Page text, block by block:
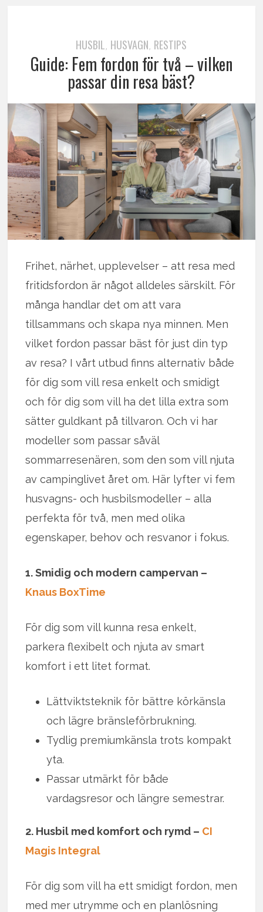
HUSBIL, HUSVAGN, RESTIPS
Guide: Fem fordon för två – vilken
passar din resa bäst?
Frihet, närhet, upplevelser – att resa med
fritidsfordon är något alldeles särskilt. För
många handlar det om att vara
tillsammans och skapa nya minnen. Men
vilket fordon passar bäst för just din typ
av resa? I vårt utbud finns alternativ både
för dig som vill resa enkelt och smidigt
och för dig som vill ha det lilla extra som
sätter guldkant på tillvaron. Och vi har
modeller som passar såväl
sommarresenären, som den som vill njuta
av campinglivet året om. Här lyfter vi fem
husvagns- och husbilsmodeller – alla
perfekta för två, men med olika
egenskaper, behov och resvanor i fokus.
1. Smidig och modern campervan –
Knaus BoxTime
För dig som vill kunna resa enkelt,
parkera flexibelt och njuta av smart
komfort i ett litet format.
Lättviktsteknik för bättre körkänsla
och lägre bränsleförbrukning.
Tydlig premiumkänsla trots kompakt
yta.
Passar utmärkt för både
vardagsresor och längre semestrar.
2. Husbil med komfort och rymd – CI
Magis Integral
För dig som vill ha ett smidigt fordon, men
med mer utrymme och en planlösning